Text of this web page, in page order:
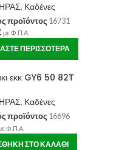
, Καδένες
προϊόντος 16731
με Φ.Π.Α.
ΠΕΡΙΣΣΌΤΕΡΑ
εκκ GY6 50 82T
, Καδένες
προϊόντος 16696
Φ.Π.Α.
ΣΤΟ ΚΑΛΆΘΙ